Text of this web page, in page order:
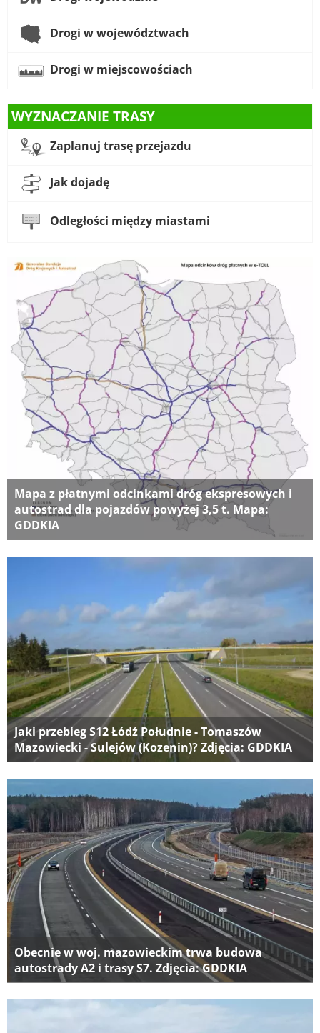
Drogi w województwach
Drogi w miejscowościach
WYZNACZANIE TRASY
Zaplanuj trasę przejazdu
Jak dojadę
Odległości między miastami
Mapa z płatnymi odcinkami dróg ekspresowych i
autostrad dla pojazdów powyżej 3,5 t. Mapa:
GDDKIA
Jaki przebieg S12 Łódź Południe - Tomaszów
Mazowiecki - Sulejów (Kozenin)? Zdjęcia: GDDKIA
Obecnie w woj. mazowieckim trwa budowa
autostrady A2 i trasy S7. Zdjęcia: GDDKIA